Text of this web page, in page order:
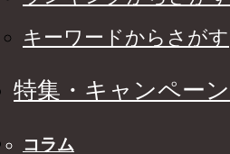
キーワードからさがす
特集・キャンペーン
コラム